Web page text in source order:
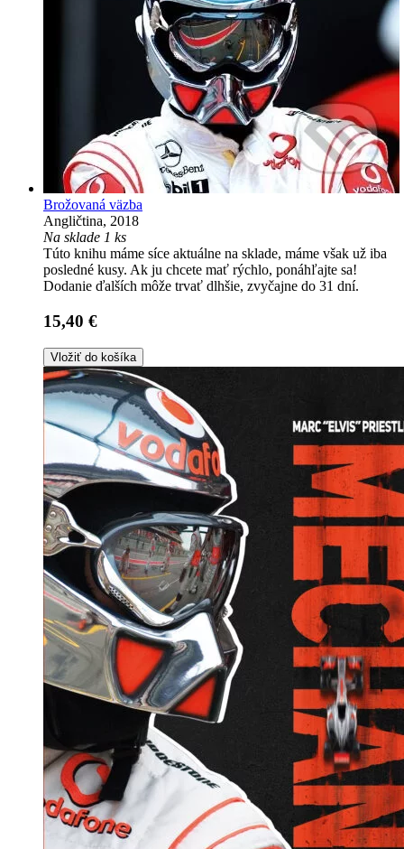
Brožovaná väzba
Angličtina, 2018
Na sklade 1 ks
Túto knihu máme síce aktuálne na sklade, máme však už iba
posledné kusy. Ak ju chcete mať rýchlo, ponáhľajte sa!
Dodanie ďalších môže trvať dlhšie, zvyčajne do 31 dní.
15,40 €
Vložiť do košíka